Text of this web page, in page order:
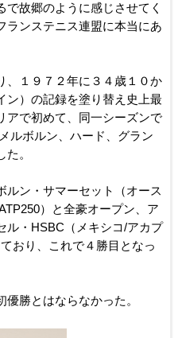
故郷のように感じさせてく
ランステニス連盟に本当にあ
、１９７２年に３４歳１０か
ン）の記録を塗り替え史上最
アで初めて、同一シーズンで
ルボルン、ハード、グラン
。
ルン・サマーセット（オース
）と全豪オープン、ア
ル・HSBC（メキシコ/アカプ
おり、これで４勝目となっ
勝とはならなかった。